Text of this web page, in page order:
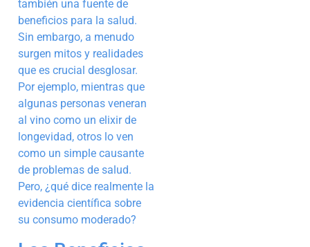
también una fuente de
beneficios para la salud.
Sin embargo, a menudo
surgen mitos y realidades
que es crucial desglosar.
Por ejemplo, mientras que
algunas personas veneran
al vino como un elixir de
longevidad, otros lo ven
como un simple causante
de problemas de salud.
Pero, ¿qué dice realmente la
evidencia científica sobre
su consumo moderado?